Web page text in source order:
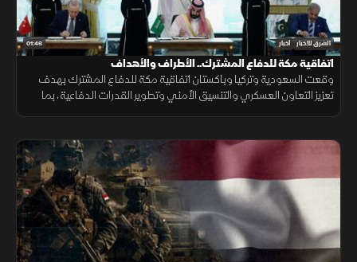
01:46 الشرق للأخبار أخبار
اتفاقية مكة للدفاع المشترك.. الأطراف والأهداف
وقعت السعودية وتركيا وباكستان اتفاقية مكة للدفاع المشترك بهدف
تعزيز التعاون العسكري والتنسيق الأمني وتطوير القدرات الدفاعية، بما